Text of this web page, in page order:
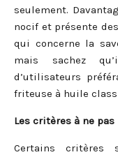
seulement.
nocif et présente
qui concerne la
mais sachez
d’utilisateurs
friteuse à huile
Les critères à ne
Certains critères